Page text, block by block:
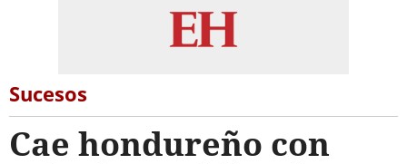
Sucesos
Cae hondureño con